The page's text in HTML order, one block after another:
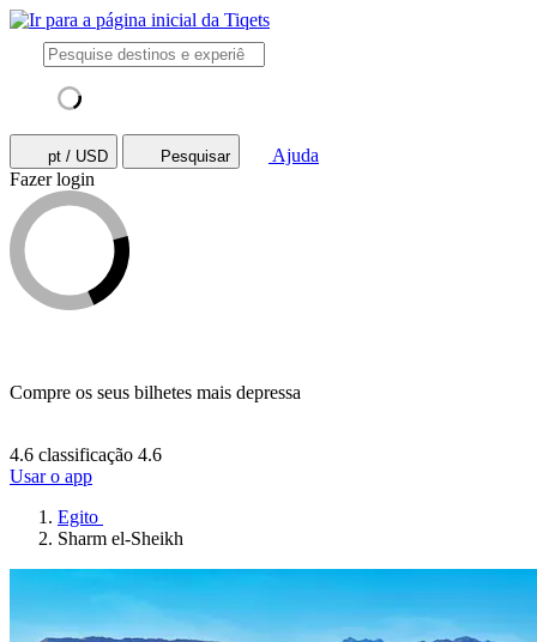
pt / USD Pesquisar
Ajuda
Fazer login
Compre os seus bilhetes mais depressa
4.6 classificação 4.6
Usar o app
Egito
Sharm el-Sheikh